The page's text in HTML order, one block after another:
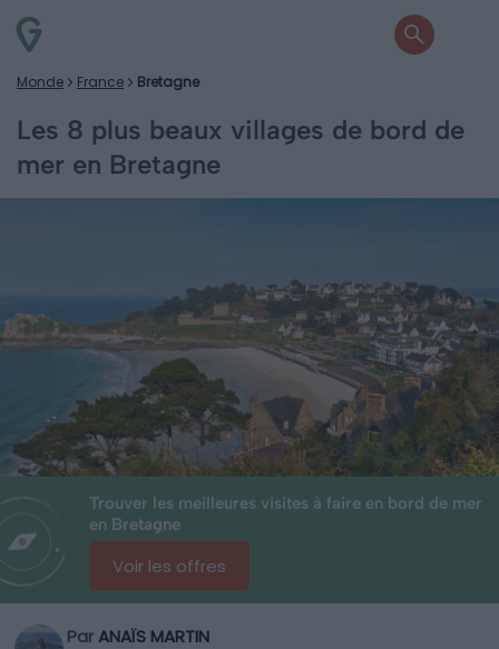
Monde France Bretagne
Les 8 plus beaux villages de bord de
mer en Bretagne
Trouver les meilleures visites à faire en bord de mer
en Bretagne
Voir les offres
ParANAÏS MARTIN